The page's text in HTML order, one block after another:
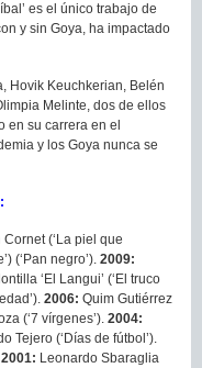
es el único trabajo de
y sin Goya, ha impactado
Hovik Keuchkerian, Belén
Melinte, dos de ellos
en su carrera en el
y los Goya nunca se
Cornet (‘La piel que
(‘Pan negro’). 2009:
‘El Langui’ (‘El truco
2006: Quim Gutiérrez
(‘7 vírgenes’). 2004:
Tejero (‘Días de fútbol’).
2001: Leonardo Sbaraglia